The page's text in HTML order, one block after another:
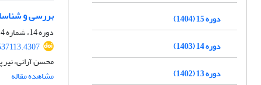
بررسی و
دوره 14، شماره 4، زمستان 1403، صفحه
محسن آرانی،
مشاهده مقاله
دوره 15 (1404)
دوره 14 (1403)
دوره 13 (1402)